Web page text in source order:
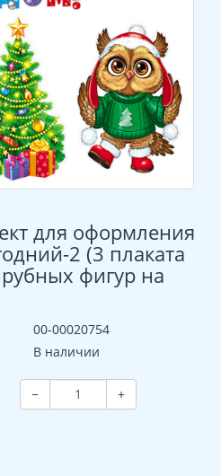
для оформления
2 (3 плаката
фигур на
00-00020754
В наличии
− +